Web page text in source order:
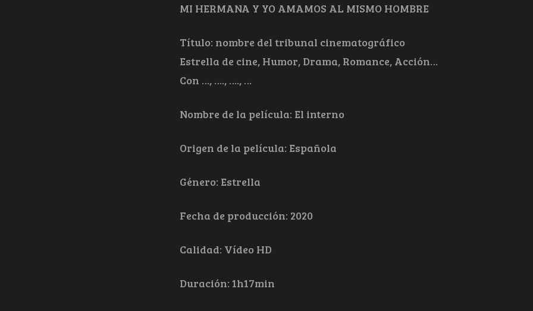
MI HERMANA Y YO AMAMOS AL MISMO HOMBRE
Título: nombre del tribunal cinematográfico
Estrella de cine, Humor, Drama, Romance, Acción…
Con …, …., …., …
Nombre de la película: El interno
Origen de la película: Española
Género: Estrella
Fecha de producción: 2020
Calidad: Vídeo HD
Duración: 1h17min